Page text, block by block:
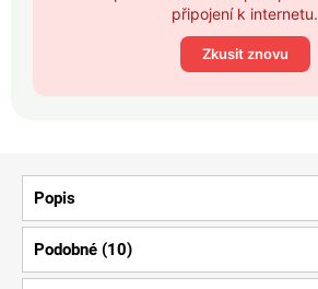
připojení k internetu.
Zkusit znovu
Popis
Podobné (10)